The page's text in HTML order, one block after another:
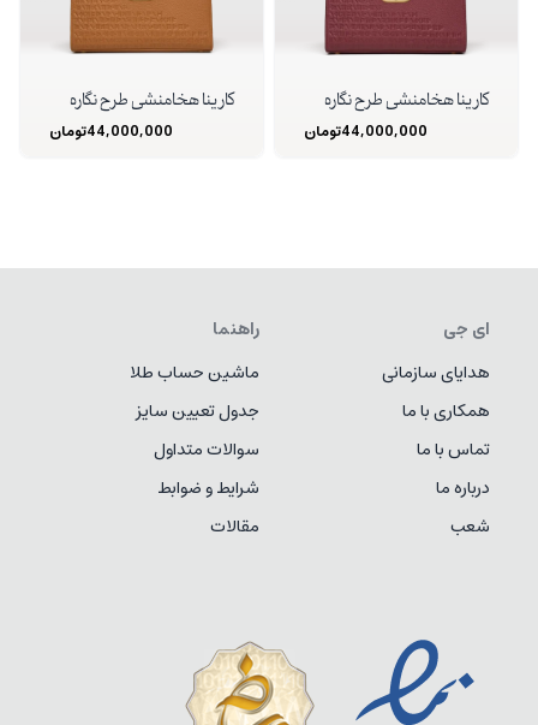
کارینا هخامنشی طرح نگاره
44,000,000تومان
کارینا هخامنشی طرح نگاره
44,000,000تومان
ای جی
هدایای سازمانی
همکاری با ما
تماس با ما
درباره ما
شعب
راهنما
ماشین حساب طلا
جدول تعیین سایز
سوالات متداول
شرایط و ضوابط
مقالات